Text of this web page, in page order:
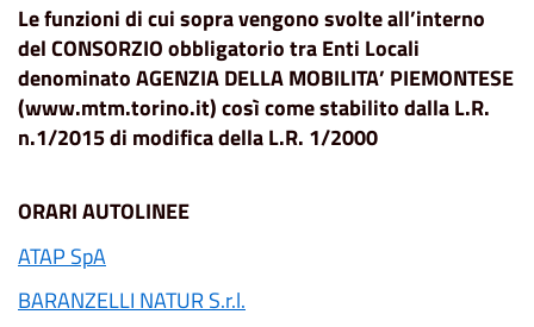
Le funzioni di cui sopra vengono svolte all’interno
del CONSORZIO obbligatorio tra Enti Locali
denominato AGENZIA DELLA MOBILITA’ PIEMONTESE
(www.mtm.torino.it) così come stabilito dalla L.R.
n.1/2015 di modifica della L.R. 1/2000
ORARI AUTOLINEE
ATAP SpA
BARANZELLI NATUR S.r.l.